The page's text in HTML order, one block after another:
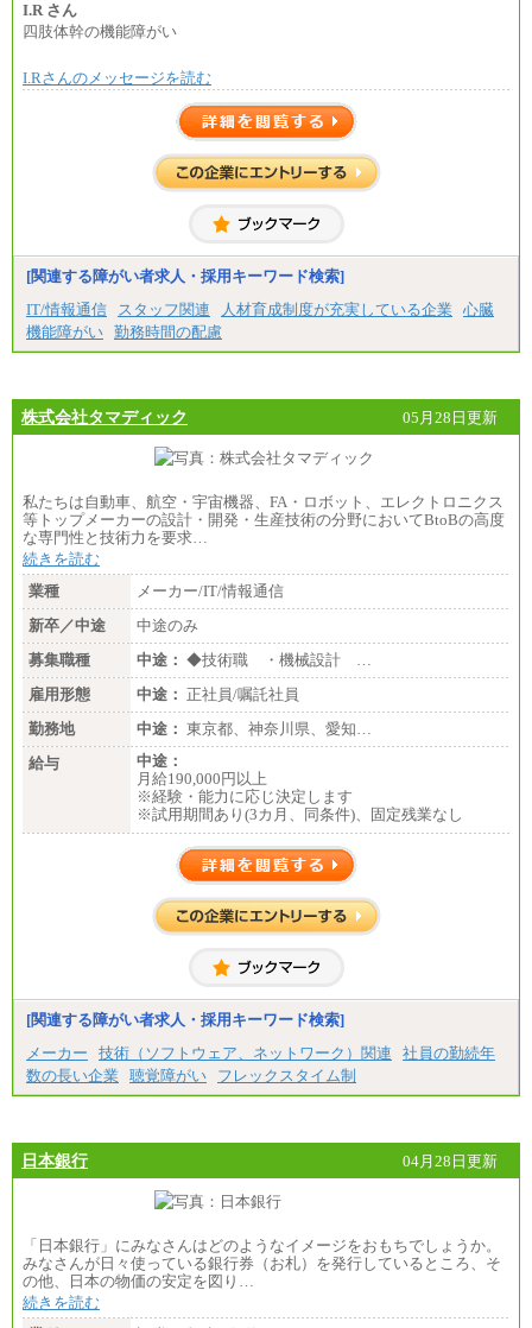
I.R さん
四肢体幹の機能障がい
I.Rさんのメッセージを読む
[関連する障がい者求人・採用キーワード検索]
IT/情報通信
スタッフ関連 人材育成制度が充実している企業
心臓
機能障がい 勤務時間の配慮
株式会社タマディック 05月28日更新
私たちは自動車、航空・宇宙機器、FA・ロボット、エレクトロニクス
等トップメーカーの設計・開発・生産技術の分野においてBtoBの高度
な専門性と技術力を要求…
続きを読む
業種
メーカー/IT/情報通信
新卒／中途
中途のみ
募集職種
中途： ◆技術職 ・機械設計 …
雇用形態
中途： 正社員/嘱託社員
勤務地
中途： 東京都、神奈川県、愛知…
給与
中途：
月給190,000円以上
※経験・能力に応じ決定します
※試用期間あり(3カ月、同条件)、固定残業なし
[関連する障がい者求人・採用キーワード検索]
メーカー
技術（ソフトウェア、ネットワーク）関連
社員の勤続年
数の長い企業
聴覚障がい フレックスタイム制
日本銀行 04月28日更新
「日本銀行」にみなさんはどのようなイメージをおもちでしょうか。
みなさんが日々使っている銀行券（お札）を発行しているところ、そ
の他、日本の物価の安定を図り…
続きを読む